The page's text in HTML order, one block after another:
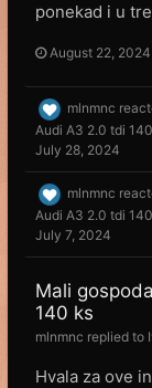
ponekad i u
August 22, 2024
mlnmnc
Audi A3 2.0 tdi
July 28, 2024
mlnmnc
Audi A3 2.0 tdi
July 7, 2024
Mali
140 ks
mlnmnc replied to
Hvala za ove